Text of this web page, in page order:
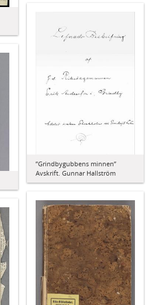
”Grindbygubbens minnen”
Avskrift. Gunnar Hallström